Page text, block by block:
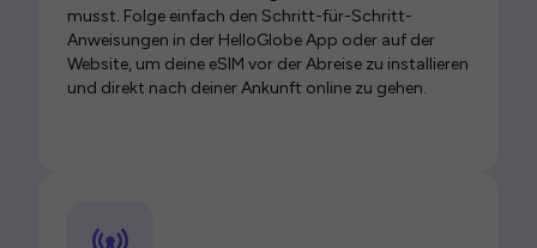
musst. Folge einfach den Schritt-für-Schritt-
Anweisungen in der HelloGlobe App oder auf der
Website, um deine eSIM vor der Abreise zu installieren
und direkt nach deiner Ankunft online zu gehen.